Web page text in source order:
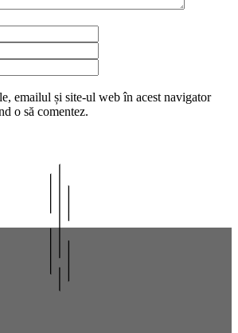
web
emailul și site-ul web în acest navigator
o să comentez.